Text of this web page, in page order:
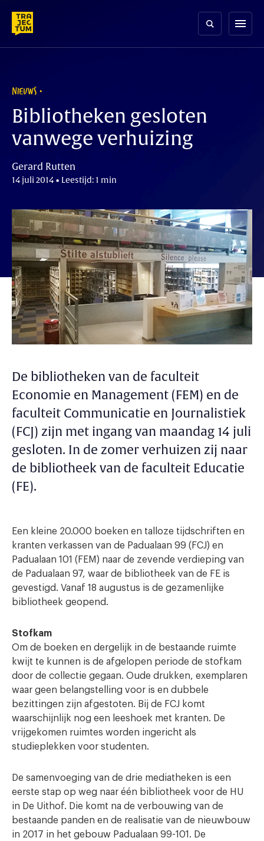
content
menu
NIEUWS
Bibliotheken gesloten
vanwege verhuizing
Gerard Rutten
14 juli 2014 • Leestijd: 1 min
De bibliotheken van de faculteit
Economie en Management (FEM) en de
faculteit Communicatie en Journalistiek
(FCJ) zijn met ingang van maandag 14 juli
gesloten. In de zomer verhuizen zij naar
de bibliotheek van de faculteit Educatie
(FE).
Een kleine 20.000 boeken en talloze tijdschriften en
kranten verkassen van de Padualaan 99 (FCJ) en
Padualaan 101 (FEM) naar de zevende verdieping van
de Padualaan 97, waar de bibliotheek van de FE is
gevestigd. Vanaf 18 augustus is de gezamenlijke
bibliotheek geopend.
Stofkam
Om de boeken en dergelijk in de bestaande ruimte
kwijt te kunnen is de afgelopen periode de stofkam
door de collectie gegaan. Oude drukken, exemplaren
waar geen belangstelling voor is en dubbele
bezittingen zijn afgestoten. Bij de FCJ komt
waarschijnlijk nog een leeshoek met kranten. De
vrijgekomen ruimtes worden ingericht als
studieplekken voor studenten.
De samenvoeging van de drie mediatheken is een
eerste stap op weg naar één bibliotheek voor de HU
in De Uithof. Die komt na de verbouwing van de
bestaande panden en de realisatie van de nieuwbouw
in 2017 in het gebouw Padualaan 99-101. De